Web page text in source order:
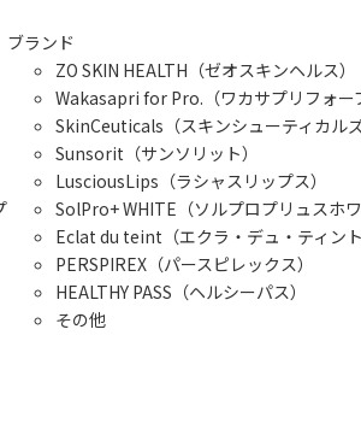
ブランド
ZO SKIN HEALTH（ゼオスキンヘルス）
Wakasapri for Pro.（ワカサプリフォー
SkinCeuticals（スキンシューティカルズ
Sunsorit（サンソリット）
LusciousLips（ラシャスリップス）
SolPro+ WHITE（ソルプロプリュスホワ
Eclat du teint（エクラ・デュ・ティント
PERSPIREX（パースピレックス）
HEALTHY PASS（ヘルシーパス）
その他